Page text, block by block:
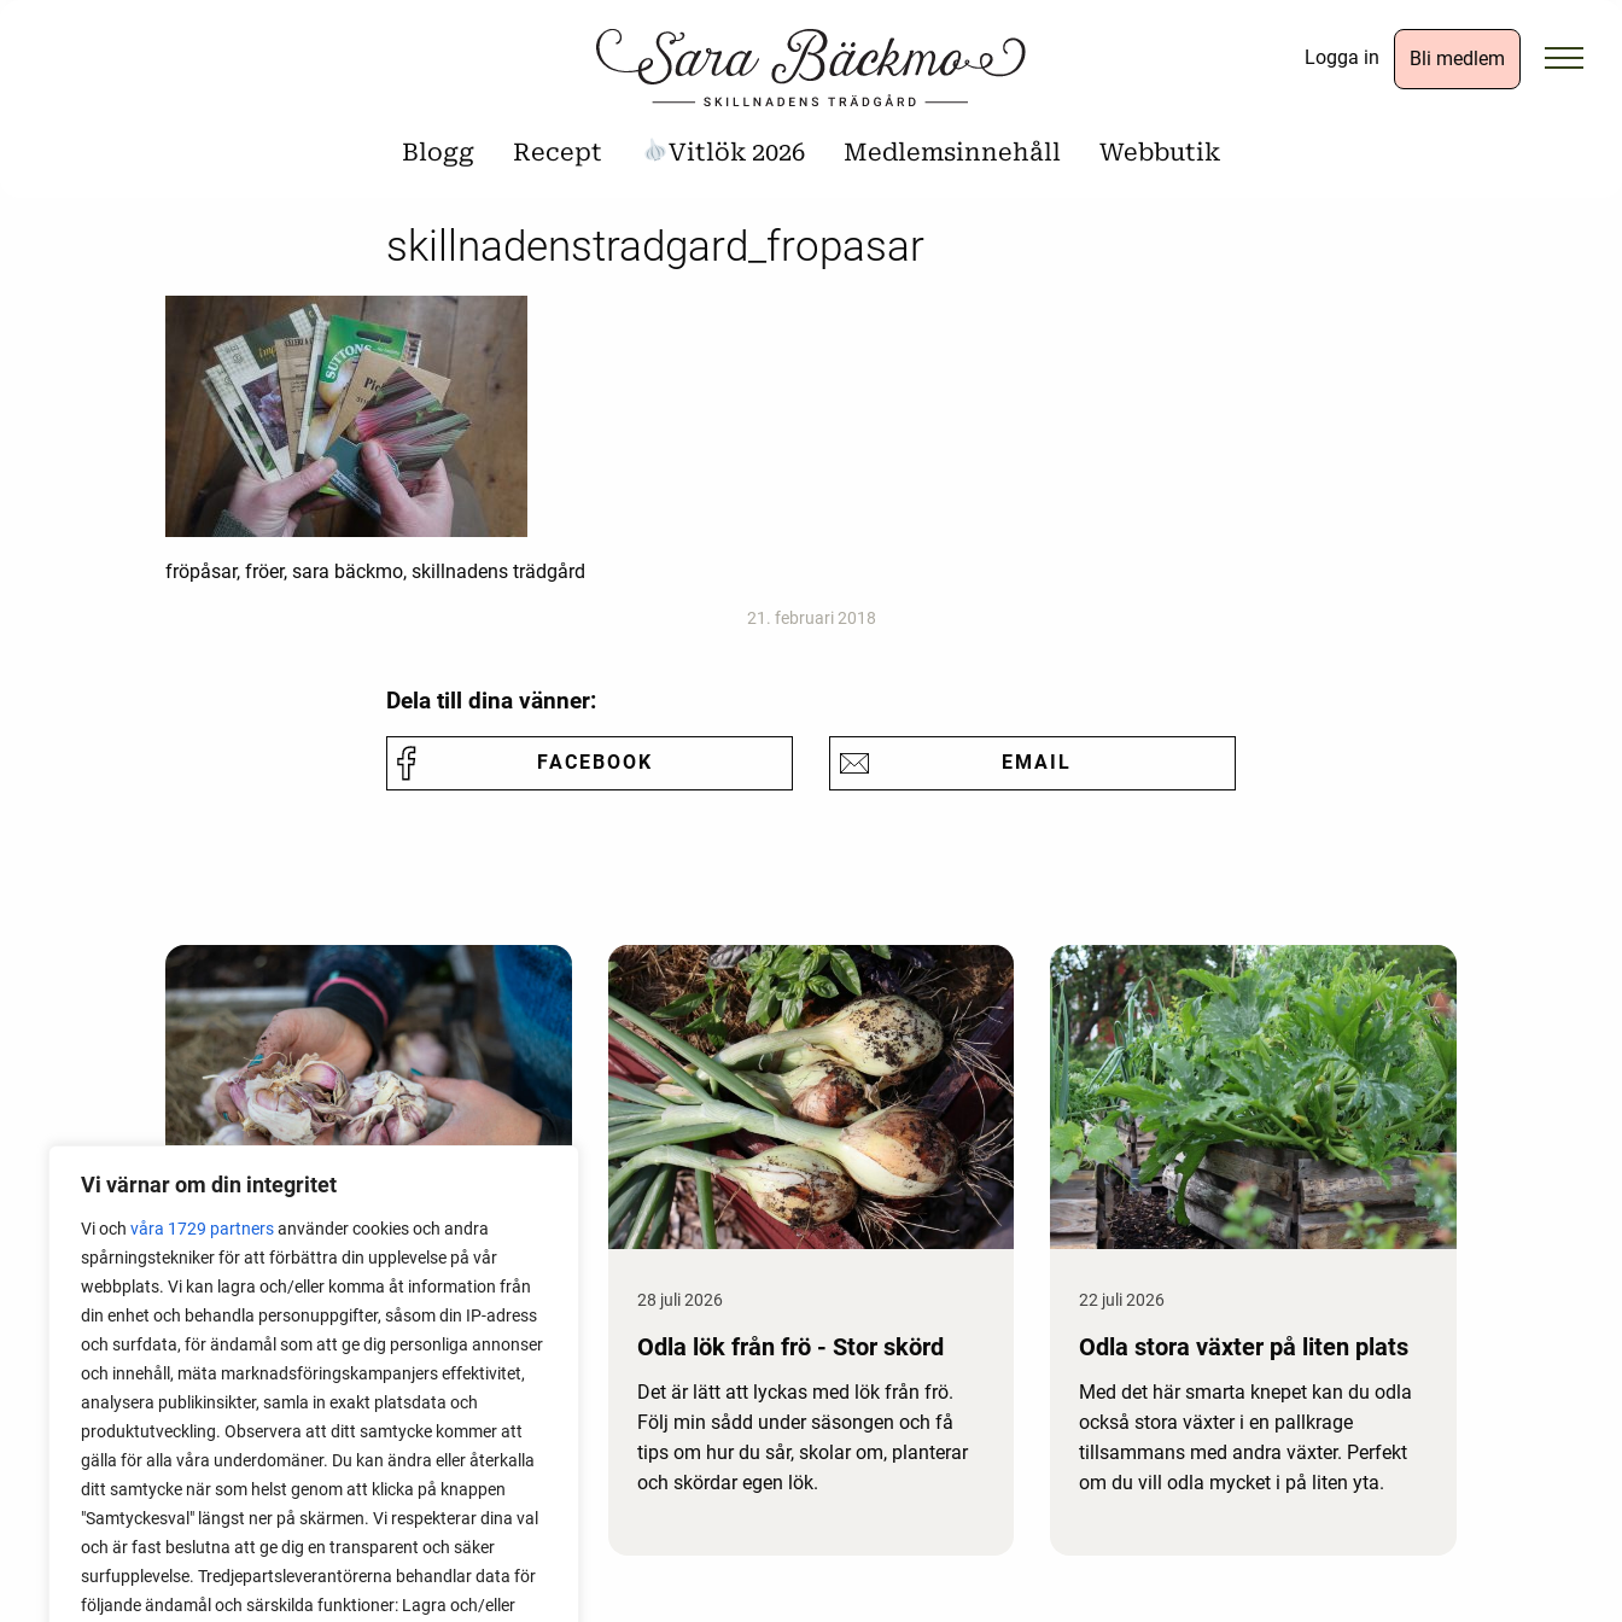
Vi värnar om din integritet
Vi och våra 1729 partnersanvänder cookies och andra
spårningstekniker för att förbättra din upplevelse på vår
webbplats. Vi kan lagra och/eller komma åt information från
din enhet och behandla personuppgifter, såsom din IP-adress
och surfdata, för ändamål som att ge dig personliga annonser
och innehåll, mäta marknadsföringskampanjers effektivitet,
analysera publikinsikter, samla in exakt platsdata och
produktutveckling. Observera att ditt samtycke kommer att
gälla för alla våra underdomäner. Du kan ändra eller återkalla
ditt samtycke när som helst genom att klicka på knappen
"Samtyckesval" längst ner på skärmen. Vi respekterar dina val
och är fast beslutna att ge dig en transparent och säker
surfupplevelse. Tredjepartsleverantörerna behandlar data för
följande ändamål och särskilda funktioner: Lagra och/eller
Logga in Bli medlem
Blogg Recept Vitlök 2026 Medlemsinnehåll Webbutik
skillnadenstradgard_fropasar
fröpåsar, fröer, sara bäckmo, skillnadens trädgård
21. februari 2018
Dela till dina vänner:
FACEBOOK EMAIL
06 augusti 2026
Sätta vitlök på våren i Sverige
Om du har tur med vädret kan det gå fint
att sätta vitlök också på våren. Men
tillförlitligast är att sätta vitlök på hösten
och vintern.
28 juli 2026
Odla lök från frö - Stor skörd
Det är lätt att lyckas med lök från frö.
Följ min sådd under säsongen och få
tips om hur du sår, skolar om, planterar
och skördar egen lök.
22 juli 2026
Odla stora växter på liten plats
Med det här smarta knepet kan du odla
också stora växter i en pallkrage
tillsammans med andra växter. Perfekt
om du vill odla mycket i på liten yta.